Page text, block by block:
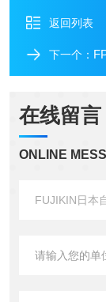
返回列表
下一个：
在线留言
ONLINE